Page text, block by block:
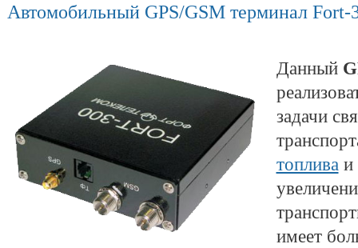
Автомобильный GPS/GSM терминал Fort-
Данный
задачи
топливаи
имеет